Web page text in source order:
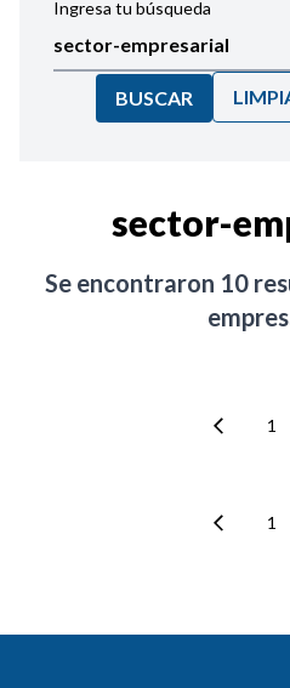
Ingresa tu búsqueda
BUSCAR
sector-
Se encontraron 10
1
1